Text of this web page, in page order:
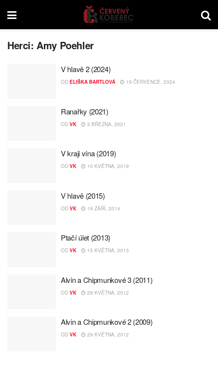
Herci:Amy Poehler
V hlavě 2 (2024)
OD ELIŠKA BARTLOVÁ 19 ČERVENCE, 2024
Ranařky (2021)
OD VK 3 BŘEZNA, 2021
V kraji vína (2019)
OD VK 10 KVĚTNA, 2019
V hlavě (2015)
OD VK 19 ZÁŘÍ, 2014
Ptačí úlet (2013)
OD VK 15 KVĚTNA, 2013
Alvin a Chipmunkové 3 (2011)
OD VK 29 KVĚTNA, 2012
Alvin a Chipmunkové 2 (2009)
OD VK 29 KVĚTNA, 2012